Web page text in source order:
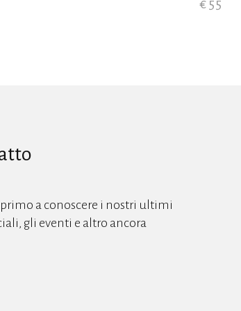
€ 55
primo a conoscere i nostri ultimi
gli eventi e altro ancora